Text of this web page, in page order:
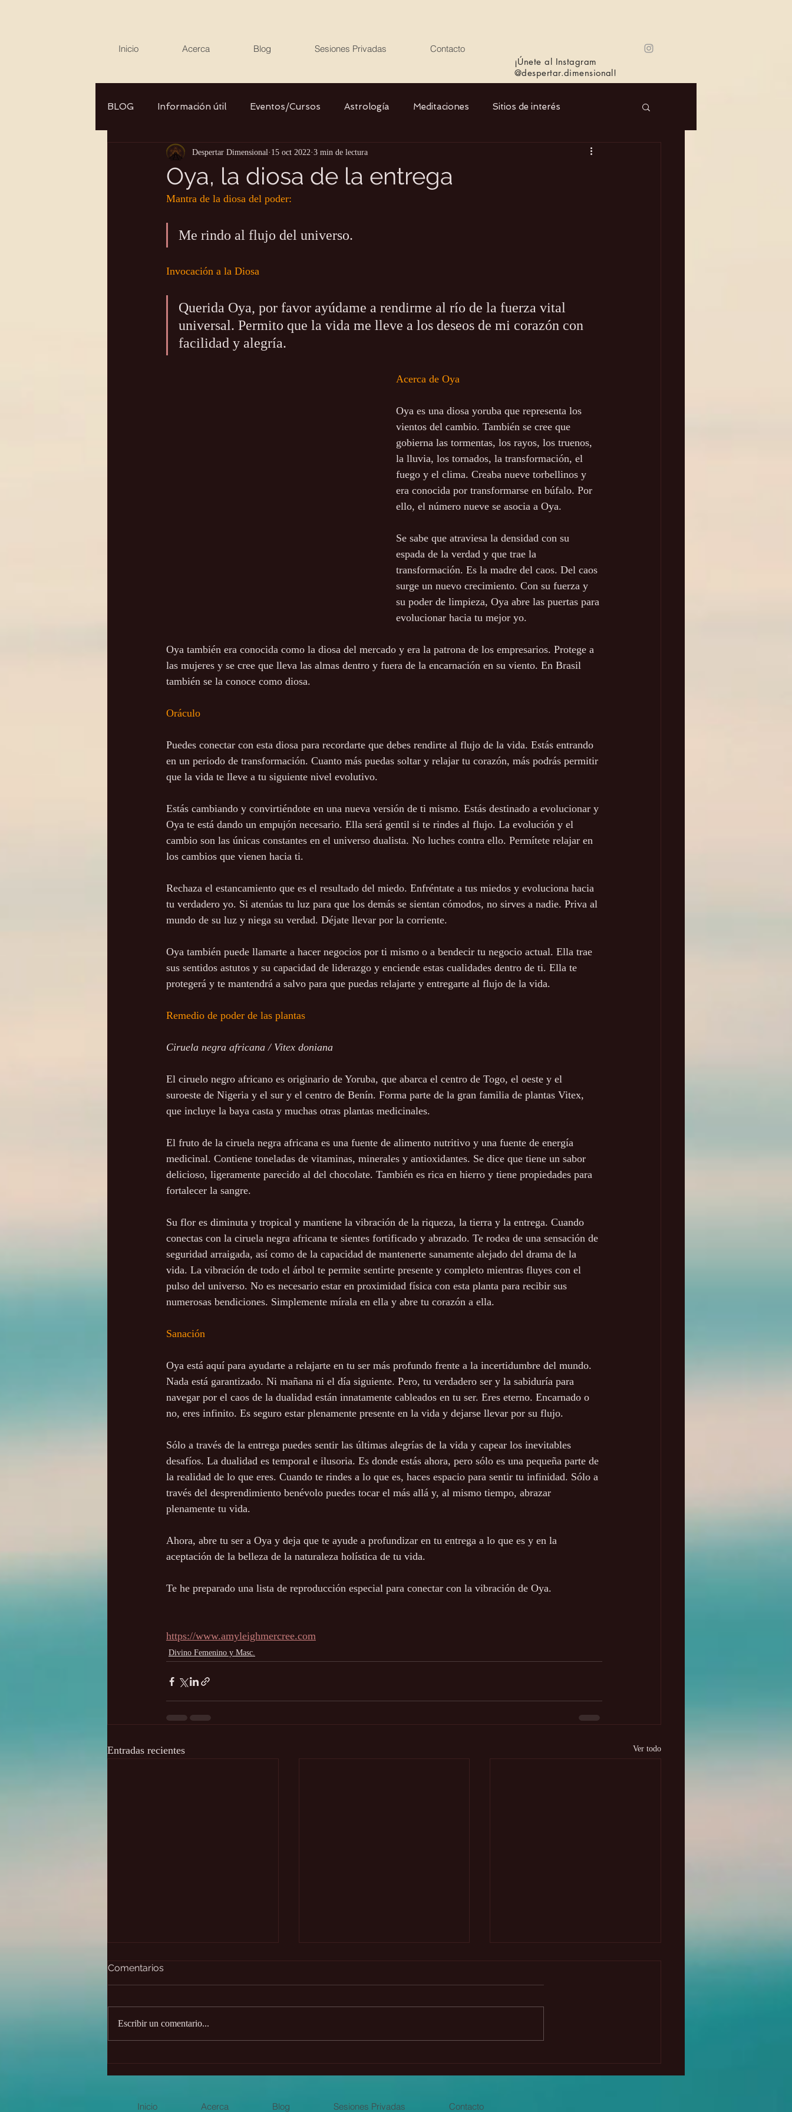
Inicio Acerca Blog Sesiones Privadas
Contacto
¡Únete al Instagram
@despertar.dimensional!
BLOG Información útil Eventos/Cursos Astrología Meditaciones Sitios de interés
Canalizaciones/Entrevistas Libros Cristales Música
Aromaterapia/Herbolaria Agua
Autocuidado
Oya, la diosa de la entrega
Despertar Dimensional 15 oct 2022 3 min de lectura
Mantra de la diosa del poder:
Me rindo al flujo del universo.
Invocación a la Diosa
Querida Oya, por favor ayúdame a rendirme al río de la fuerza vital
universal. Permito que la vida me lleve a los deseos de mi corazón con
facilidad y alegría.
Acerca de Oya
Oya es una diosa yoruba que representa los
vientos del cambio. También se cree que
gobierna las tormentas, los rayos, los truenos,
la lluvia, los tornados, la transformación, el
fuego y el clima. Creaba nueve torbellinos y
era conocida por transformarse en búfalo. Por
ello, el número nueve se asocia a Oya.
Se sabe que atraviesa la densidad con su
espada de la verdad y que trae la
transformación. Es la madre del caos. Del caos
surge un nuevo crecimiento. Con su fuerza y
su poder de limpieza, Oya abre las puertas para
evolucionar hacia tu mejor yo.
Oya también era conocida como la diosa del mercado y era la patrona de los empresarios. Protege a
las mujeres y se cree que lleva las almas dentro y fuera de la encarnación en su viento. En Brasil
también se la conoce como diosa.
Oráculo
Puedes conectar con esta diosa para recordarte que debes rendirte al flujo de la vida. Estás entrando
en un periodo de transformación. Cuanto más puedas soltar y relajar tu corazón, más podrás permitir
que la vida te lleve a tu siguiente nivel evolutivo.
Estás cambiando y convirtiéndote en una nueva versión de ti mismo. Estás destinado a evolucionar y
Oya te está dando un empujón necesario. Ella será gentil si te rindes al flujo. La evolución y el
cambio son las únicas constantes en el universo dualista. No luches contra ello. Permítete relajar en
los cambios que vienen hacia ti.
Rechaza el estancamiento que es el resultado del miedo. Enfréntate a tus miedos y evoluciona hacia
tu verdadero yo. Si atenúas tu luz para que los demás se sientan cómodos, no sirves a nadie. Priva al
mundo de su luz y niega su verdad. Déjate llevar por la corriente.
Oya también puede llamarte a hacer negocios por ti mismo o a bendecir tu negocio actual. Ella trae
sus sentidos astutos y su capacidad de liderazgo y enciende estas cualidades dentro de ti. Ella te
protegerá y te mantendrá a salvo para que puedas relajarte y entregarte al flujo de la vida.
Remedio de poder de las plantas
Ciruela negra africana / Vitex doniana
El ciruelo negro africano es originario de Yoruba, que abarca el centro de Togo, el oeste y el
suroeste de Nigeria y el sur y el centro de Benín. Forma parte de la gran familia de plantas Vitex,
que incluye la baya casta y muchas otras plantas medicinales.
El fruto de la ciruela negra africana es una fuente de alimento nutritivo y una fuente de energía
medicinal. Contiene toneladas de vitaminas, minerales y antioxidantes. Se dice que tiene un sabor
delicioso, ligeramente parecido al del chocolate. También es rica en hierro y tiene propiedades para
fortalecer la sangre.
Su flor es diminuta y tropical y mantiene la vibración de la riqueza, la tierra y la entrega. Cuando
conectas con la ciruela negra africana te sientes fortificado y abrazado. Te rodea de una sensación de
seguridad arraigada, así como de la capacidad de mantenerte sanamente alejado del drama de la
vida. La vibración de todo el árbol te permite sentirte presente y completo mientras fluyes con el
pulso del universo. No es necesario estar en proximidad física con esta planta para recibir sus
numerosas bendiciones. Simplemente mírala en ella y abre tu corazón a ella.
Sanación
Oya está aquí para ayudarte a relajarte en tu ser más profundo frente a la incertidumbre del mundo.
Nada está garantizado. Ni mañana ni el día siguiente. Pero, tu verdadero ser y la sabiduría para
navegar por el caos de la dualidad están innatamente cableados en tu ser. Eres eterno. Encarnado o
no, eres infinito. Es seguro estar plenamente presente en la vida y dejarse llevar por su flujo.
Sólo a través de la entrega puedes sentir las últimas alegrías de la vida y capear los inevitables
desafíos. La dualidad es temporal e ilusoria. Es donde estás ahora, pero sólo es una pequeña parte de
la realidad de lo que eres. Cuando te rindes a lo que es, haces espacio para sentir tu infinidad. Sólo a
través del desprendimiento benévolo puedes tocar el más allá y, al mismo tiempo, abrazar
plenamente tu vida.
Ahora, abre tu ser a Oya y deja que te ayude a profundizar en tu entrega a lo que es y en la
aceptación de la belleza de la naturaleza holística de tu vida.
Te he preparado una lista de reproducción especial para conectar con la vibración de Oya.
https://www.amyleighmercree.com
Divino Femenino y Masc.
Entradas recientes Ver todo
Comentarios
Escribir un comentario...
Inicio Acerca Blog Sesiones Privadas Contacto